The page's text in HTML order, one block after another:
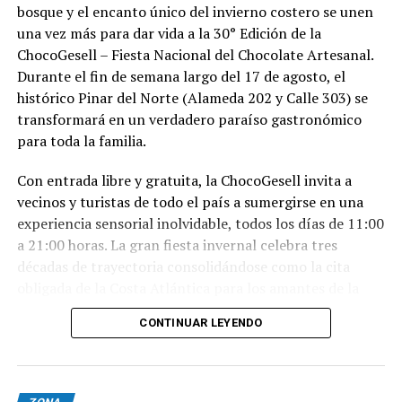
bosque y el encanto único del invierno costero se unen
una vez más para dar vida a la 30° Edición de la
ChocoGesell – Fiesta Nacional del Chocolate Artesanal.
Durante el fin de semana largo del 17 de agosto, el
histórico Pinar del Norte (Alameda 202 y Calle 303) se
transformará en un verdadero paraíso gastronómico
para toda la familia.
Con entrada libre y gratuita, la ChocoGesell invita a
vecinos y turistas de todo el país a sumergirse en una
experiencia sensorial inolvidable, todos los días de 11:00
a 21:00 horas. La gran fiesta invernal celebra tres
décadas de trayectoria consolidándose como la cita
buena repostería, el paisaje natural y la tradición
geselina.
Sabores, espectáculos y naturaleza en un solo lugar
Nacida en 1996, la fiesta reúne este año al talento de los
CONTINUAR LEYENDO